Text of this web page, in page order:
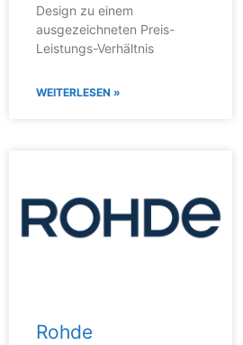
Design zu einem
ausgezeichneten Preis-
Leistungs-Verhältnis
WEITERLESEN »
Rohde